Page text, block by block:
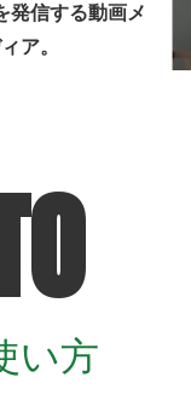
発信する動画メ
ア。
い方